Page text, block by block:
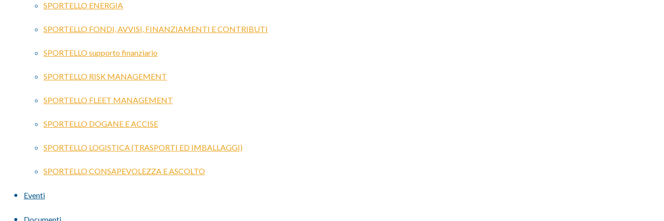
SPORTELLO ENERGIA
SPORTELLO FONDI, AVVISI, FINANZIAMENTI E CONTRIBUTI
SPORTELLO supporto finanziario
SPORTELLO RISK MANAGEMENT
SPORTELLO FLEET MANAGEMENT
SPORTELLO DOGANE E ACCISE
SPORTELLO LOGISTICA (TRASPORTI ED IMBALLAGGI)
SPORTELLO CONSAPEVOLEZZA E ASCOLTO
Eventi